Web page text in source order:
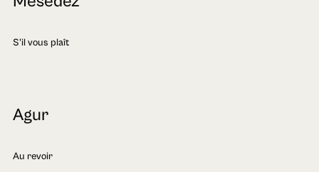
S'il vous plaît
Agur
Au revoir